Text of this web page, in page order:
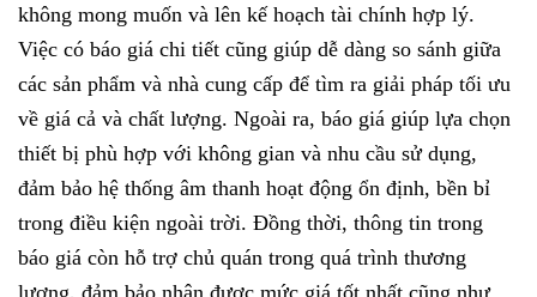
không mong muốn và lên kế hoạch tài chính hợp lý.
Việc có báo giá chi tiết cũng giúp dễ dàng so sánh giữa
các sản phẩm và nhà cung cấp để tìm ra giải pháp tối ưu
về giá cả và chất lượng. Ngoài ra, báo giá giúp lựa chọn
thiết bị phù hợp với không gian và nhu cầu sử dụng,
đảm bảo hệ thống âm thanh hoạt động ổn định, bền bỉ
trong điều kiện ngoài trời. Đồng thời, thông tin trong
báo giá còn hỗ trợ chủ quán trong quá trình thương
lượng, đảm bảo nhận được mức giá tốt nhất cũng như